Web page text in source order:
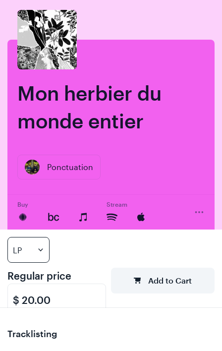
content
navigation
Mon herbier du
monde entier
Ponctuation
Buy Stream
Regular price
$ 20.00
Add to Cart
Tracklisting